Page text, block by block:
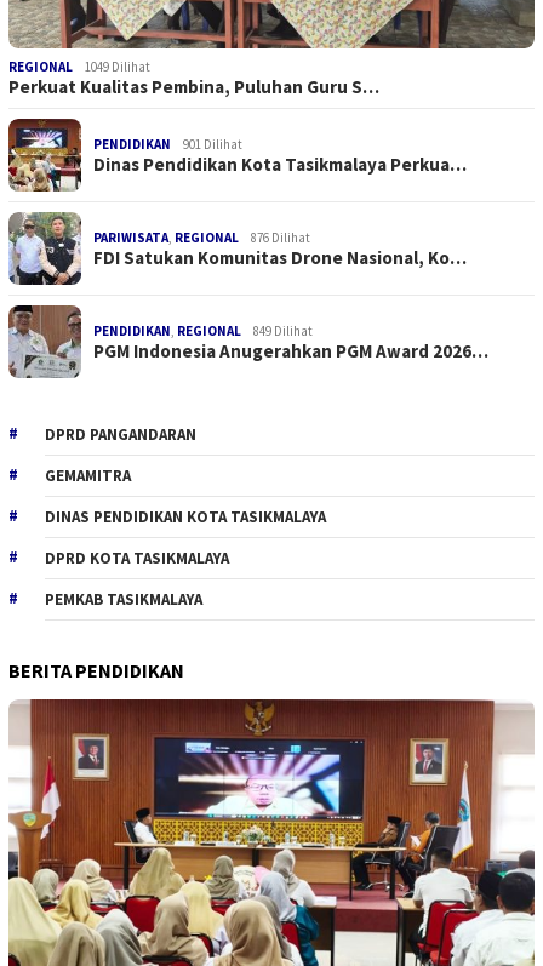
REGIONAL 1049 Dilihat
Perkuat Kualitas Pembina, Puluhan Guru S…
PENDIDIKAN 901 Dilihat
Dinas Pendidikan Kota Tasikmalaya Perkua…
PARIWISATA, REGIONAL 876 Dilihat
FDI Satukan Komunitas Drone Nasional, Ko…
PENDIDIKAN, REGIONAL 849 Dilihat
PGM Indonesia Anugerahkan PGM Award 2026…
DPRD PANGANDARAN
GEMAMITRA
DINAS PENDIDIKAN KOTA TASIKMALAYA
DPRD KOTA TASIKMALAYA
PEMKAB TASIKMALAYA
BERITA PENDIDIKAN